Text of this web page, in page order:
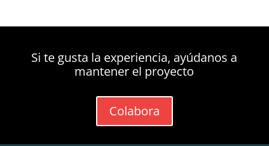
Si te gusta la experiencia, ayúdanos a
mantener el proyecto
Colabora